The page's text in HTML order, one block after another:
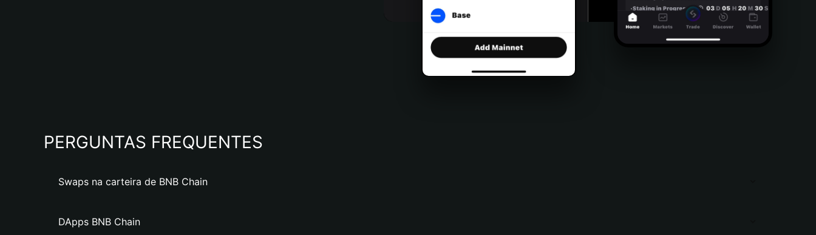
PERGUNTAS FREQUENTES
Swaps na carteira de BNB Chain
DApps BNB Chain